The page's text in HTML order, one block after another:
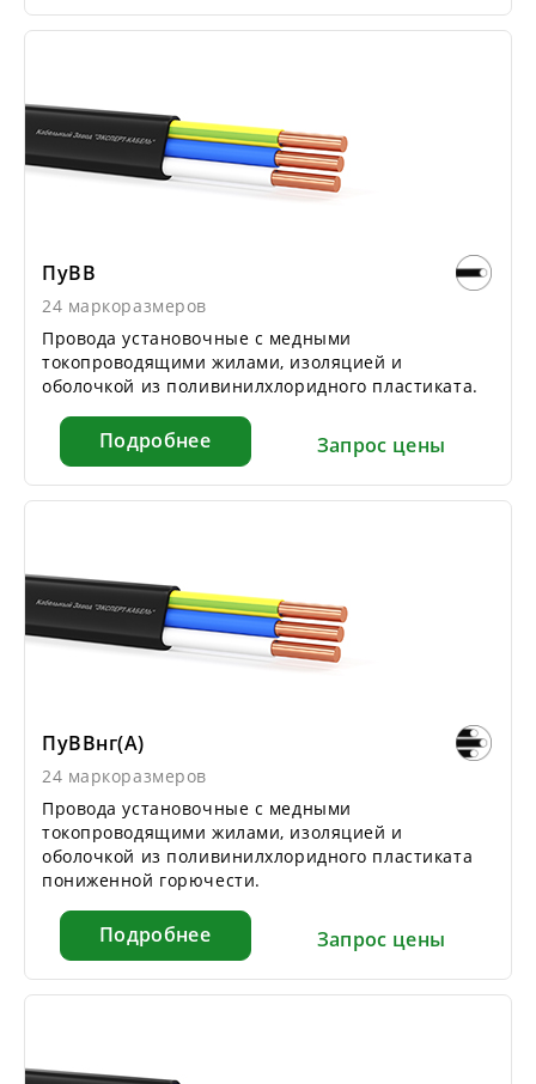
ПуВВ
24 маркоразмеров
Провода установочные с медными
токопроводящими жилами, изоляцией и
оболочкой из поливинилхлоридного пластиката.
Подробнее Запрос цены
ПуВВнг(А)
24 маркоразмеров
Провода установочные с медными
токопроводящими жилами, изоляцией и
оболочкой из поливинилхлоридного пластиката
пониженной горючести.
Подробнее Запрос цены